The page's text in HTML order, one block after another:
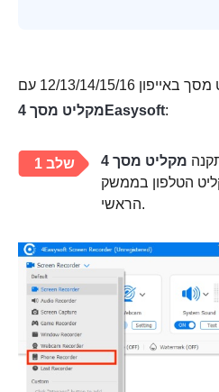
12/13/14/15/16 עם
מקליט מסך 4Easysoft:
שלב 1
הטלפון בממשק
הראשי.